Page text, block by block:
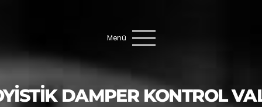
Menü
DAMPER KONTROL